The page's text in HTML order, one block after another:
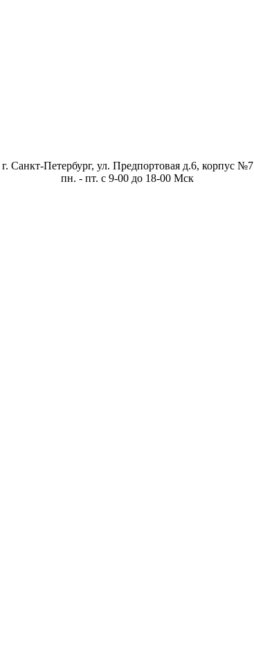
г. Санкт-Петербург, ул. Предпортовая д.6, корпус №7
пн. - пт. с 9-00 до 18-00 Мск